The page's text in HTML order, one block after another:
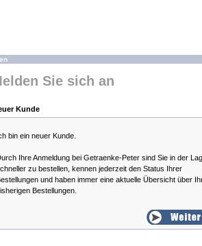
Sie sich an
Kunde
bin ein neuer Kunde.
Ihre Anmeldung bei Getraenke-Peter sind Sie in der
zu bestellen, kennen jederzeit den Status Ihrer
und haben immer eine aktuelle Übersicht über
Bestellungen.